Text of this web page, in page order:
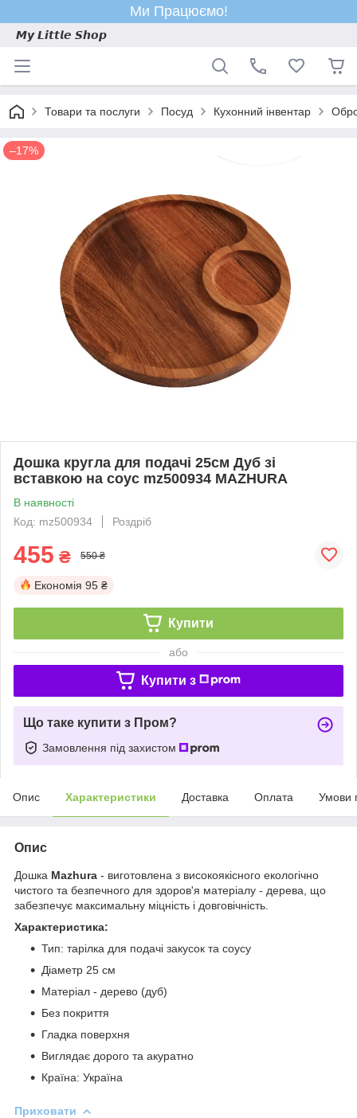
Ми Працюємо!
𝙈𝙮 𝙇𝙞𝙩𝙩𝙡𝙚 𝙎𝙝𝙤𝙥
Товари та послуги Посуд Кухонний інвентар
–17%
Дошка кругла для подачі 25см Дуб зі
вставкою на соус mz500934 MAZHURA
В наявності
Код: mz500934
Роздріб
455 ₴ 550 ₴
Економія 95 ₴
Купити
або
Купити з
Що таке купити з Пром?
Замовлення під захистом
Опис Характеристики Доставка Оплата Умови
Опис
Дошка Mazhura - виготовлена ​​з високоякісного екологічно
чистого та безпечного для здоров'я матеріалу - дерева, що
забезпечує максимальну міцність і довговічність.
Характеристика:
Тип: тарілка для подачі закусок та соусу
Діаметр 25 см
Матеріал - дерево (дуб)
Без покриття
Гладка поверхня
Виглядає дорого та акуратно
Країна: Україна
Приховати